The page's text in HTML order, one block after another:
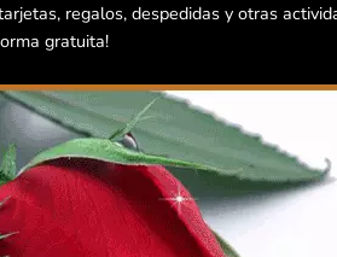
regalos, despedidas y otras
gratuita!